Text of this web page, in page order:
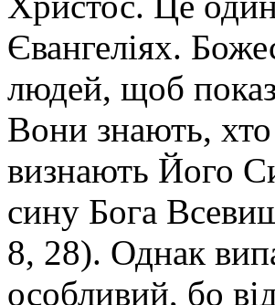
Євангеліях.
людей, щоб
Вони знають,
визнають Його
сину Бога
8, 28). Однак
особливий, бо